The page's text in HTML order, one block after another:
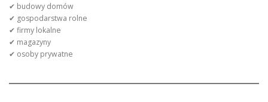
✔ budowy domów
✔ gospodarstwa rolne
✔ firmy lokalne
✔ magazyny
✔ osoby prywatne